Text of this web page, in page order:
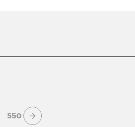
550 Page suivante